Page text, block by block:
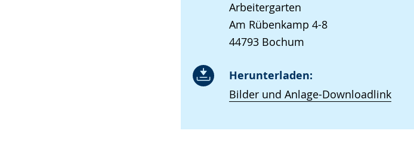
Arbeitergarten
Am Rübenkamp 4-8
44793 Bochum
Herunterladen:
Bilder und Anlage-Downloadlink